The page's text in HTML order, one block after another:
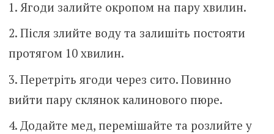
Ягоди залийте окропом на пару хвилин.
Після злийте воду та залишіть постояти
протягом 10 хвилин.
Перетріть ягоди через сито. Повинно
вийти пару склянок калинового пюре.
Додайте мед, перемішайте та розлийте у